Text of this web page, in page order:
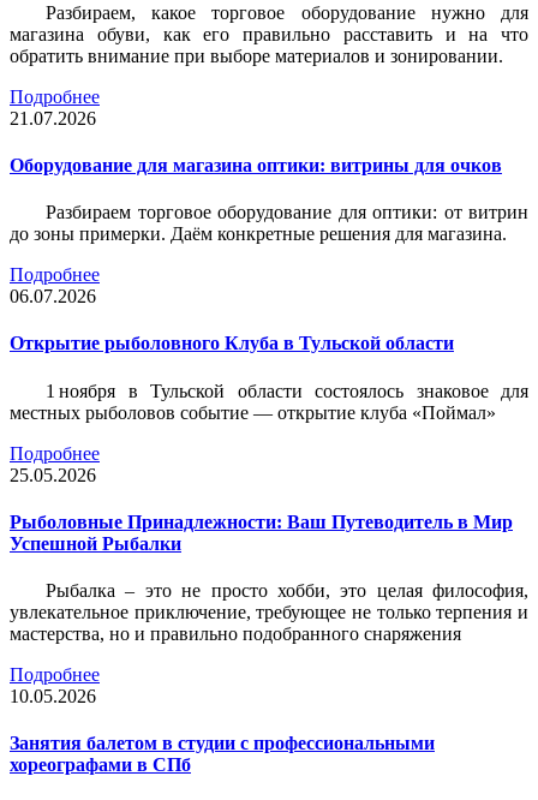
Разбираем, какое торговое оборудование нужно для
магазина обуви, как его правильно расставить и на что
обратить внимание при выборе материалов и зонировании.
Подробнее
21.07.2026
Оборудование для магазина оптики: витрины для очков
Разбираем торговое оборудование для оптики: от витрин
до зоны примерки. Даём конкретные решения для магазина.
Подробнее
06.07.2026
Открытие рыболовного Клуба в Тульской области
1 ноября в Тульской области состоялось знаковое для
местных рыболовов событие — открытие клуба «Поймал»
Подробнее
25.05.2026
Рыболовные Принадлежности: Ваш Путеводитель в Мир
Успешной Рыбалки
Рыбалка – это не просто хобби, это целая философия,
увлекательное приключение, требующее не только терпения и
мастерства, но и правильно подобранного снаряжения
Подробнее
10.05.2026
Занятия балетом в студии с профессиональными
хореографами в СПб